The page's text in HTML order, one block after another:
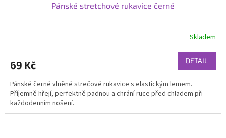
Pánské stretchové rukavice černé
Skladem
69 Kč DETAIL
Pánské černé vlněné strečové rukavice s elastickým lemem.
Příjemně hřejí, perfektně padnou a chrání ruce před chladem při
každodenním nošení.